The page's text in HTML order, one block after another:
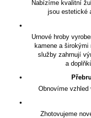
Nabízíme kvalitní
jsou estetické
Urnové hroby
kamene a
služby zahrnují
a
Obnovíme vzhled
Zhotovujeme